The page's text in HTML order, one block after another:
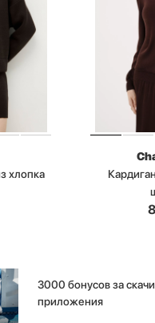
хлопка
3000 бонусов за
приложения